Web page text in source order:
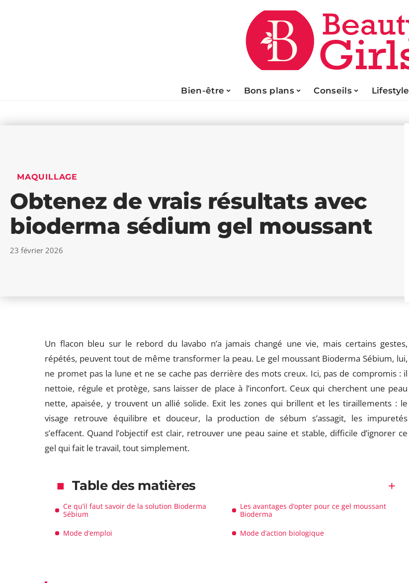
Bien-être Bons plans Conseils Lifestyle
MAQUILLAGE
Obtenez de vrais résultats avec
bioderma sédium gel moussant
23 février 2026
Un flacon bleu sur le rebord du lavabo n’a jamais changé une vie, mais certains gestes,
répétés, peuvent tout de même transformer la peau. Le gel moussant Bioderma Sébium, lui,
ne promet pas la lune et ne se cache pas derrière des mots creux. Ici, pas de compromis : il
nettoie, régule et protège, sans laisser de place à l’inconfort. Ceux qui cherchent une peau
nette, apaisée, y trouvent un allié solide. Exit les zones qui brillent et les tiraillements : le
visage retrouve équilibre et douceur, la production de sébum s’assagit, les impuretés
s’effacent. Quand l’objectif est clair, retrouver une peau saine et stable, difficile d’ignorer ce
gel qui fait le travail, tout simplement.
Table des matières
Ce qu’il faut savoir de la solution Bioderma
Sébium
Les avantages d’opter pour ce gel moussant
Bioderma
Mode d’emploi
Mode d’action biologique